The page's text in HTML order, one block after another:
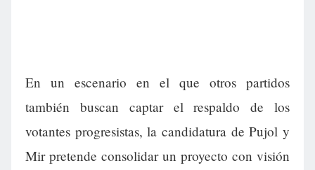
En un escenario en el que otros partidos
también buscan captar el respaldo de los
votantes progresistas, la candidatura de Pujol y
Mir pretende consolidar un proyecto con visión